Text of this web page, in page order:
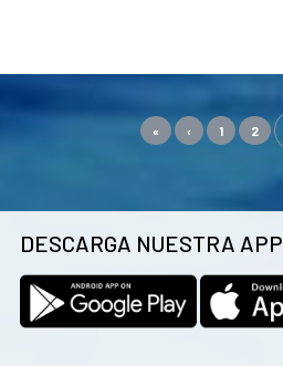
« ‹ 1 2
DESCARGA NUESTRA APP